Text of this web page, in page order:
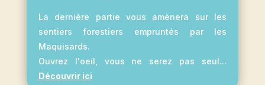
La dernière partie vous amènera sur les
sentiers forestiers empruntés par les
Maquisards.
Ouvrez l'oeil, vous ne serez pas seul...
Découvrir ici